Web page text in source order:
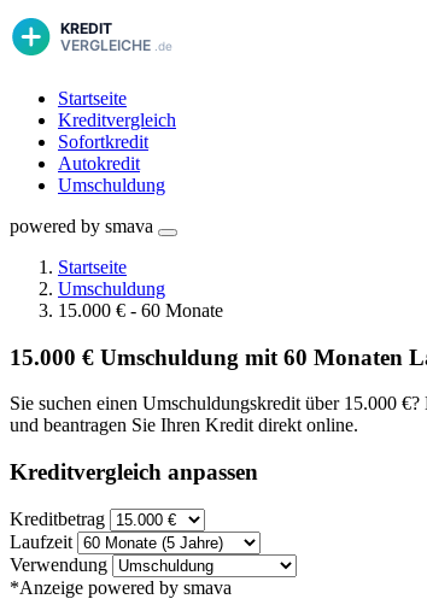
Startseite
Kreditvergleich
Sofortkredit
Autokredit
Umschuldung
powered by smava
Startseite
Umschuldung
15.000 € - 60 Monate
15.000 € Umschuldung mit 60 Monaten
Sie suchen einen Umschuldungskredit über 15.000
und beantragen Sie Ihren Kredit direkt online.
Kreditvergleich anpassen
Kreditbetrag
Laufzeit
Verwendung
*Anzeige powered by smava